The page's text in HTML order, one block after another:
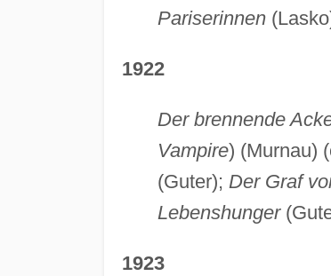
Pariserinnen
1922
Der brennende
Vampire) (Murnau)
(Guter); Der Graf
Lebenshunger
1923